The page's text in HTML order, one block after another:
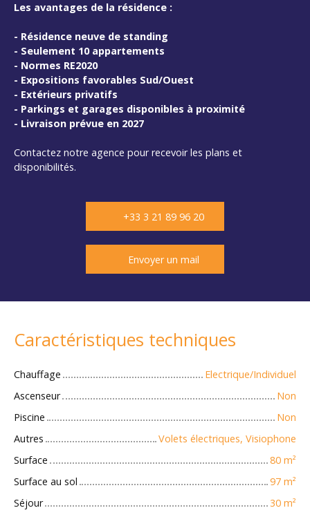
Les avantages de la résidence :
- Résidence neuve de standing
- Seulement 10 appartements
- Normes RE2020
- Expositions favorables Sud/Ouest
- Extérieurs privatifs
- Parkings et garages disponibles à proximité
- Livraison prévue en 2027
Contactez notre agence pour recevoir les plans et
disponibilités.
+33 3 21 89 96 20
Envoyer un mail
Caractéristiques techniques
Chauffage
Electrique/Individuel
Ascenseur
Non
Piscine
Non
Autres
Volets électriques, Visiophone
Surface
80 m²
Surface au sol
97 m²
Séjour
30 m²